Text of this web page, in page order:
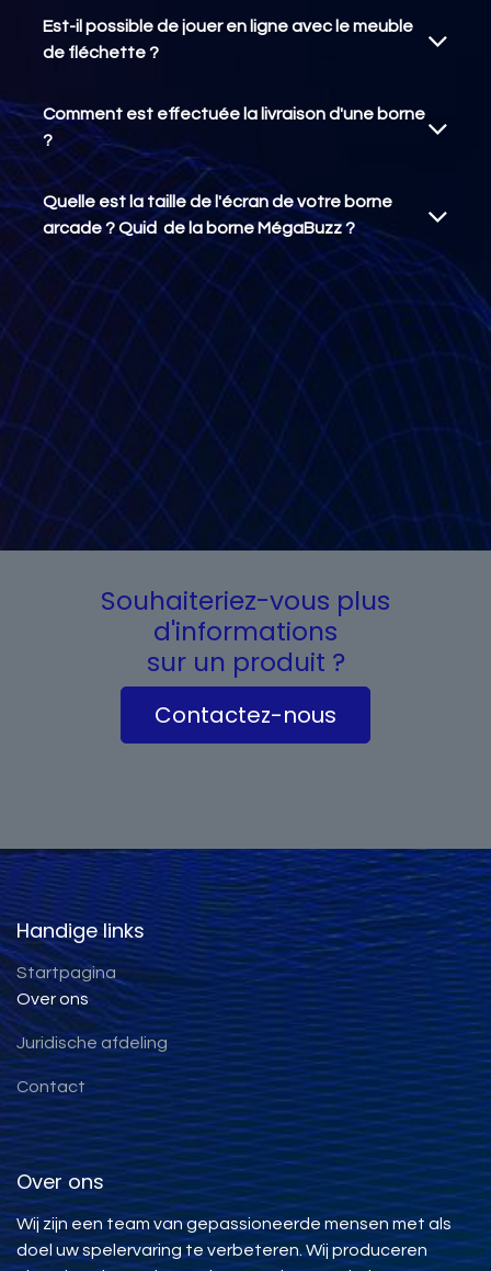
Est-il possible de jouer en ligne avec le meuble
de fléchette ?
Comment est effectuée la livraison d'une borne
?
Quelle est la taille de l'écran de votre borne
arcade ? Quid de la borne MégaBuzz ?
Souhaiteriez-vous plus
d'informations
sur un produit ?
Contactez-nous
Handige links
Startpagina
Over ons
Juridische afdeling
Contact
Over ons
Wij zijn een team van gepassioneerde mensen met als
doel uw spelervaring te verbeteren. Wij produceren